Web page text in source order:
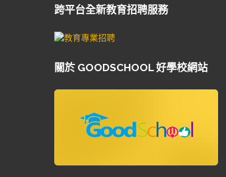
跨平台全新教育招聘服務
關於 GOODSCHOOL 好學校網站